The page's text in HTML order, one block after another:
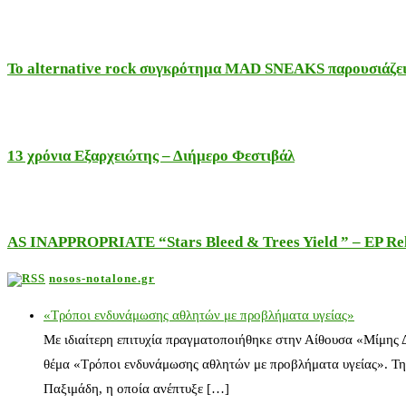
Το alternative rock συγκρότημα MAD SNEAKS
13 χρόνια Εξαρχειώτης – Διήμερο Φεστιβάλ
AS INAPPROPRIATE “Stars Bleed & Trees Yield ” – EP
nosos-notalone.gr
«Τρόποι ενδυνάμωσης αθλητών με προβλήματα υγείας»
Με ιδιαίτερη επιτυχία πραγματοποιήθηκε στην Αίθουσα
θέμα «Τρόποι ενδυνάμωσης αθλητών με προβλήματα υγείας».
Παξιμάδη, η οποία ανέπτυξε […]